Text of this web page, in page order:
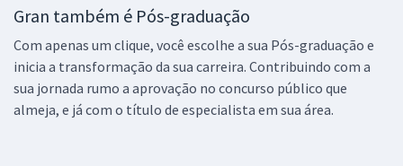
Gran também é Pós-graduação
Com apenas um clique, você escolhe a sua Pós-graduação e
inicia a transformação da sua carreira. Contribuindo com a
sua jornada rumo a aprovação no concurso público que
almeja, e já com o título de especialista em sua área.